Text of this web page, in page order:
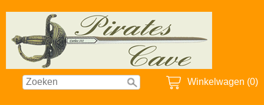
Winkelwagen (0)